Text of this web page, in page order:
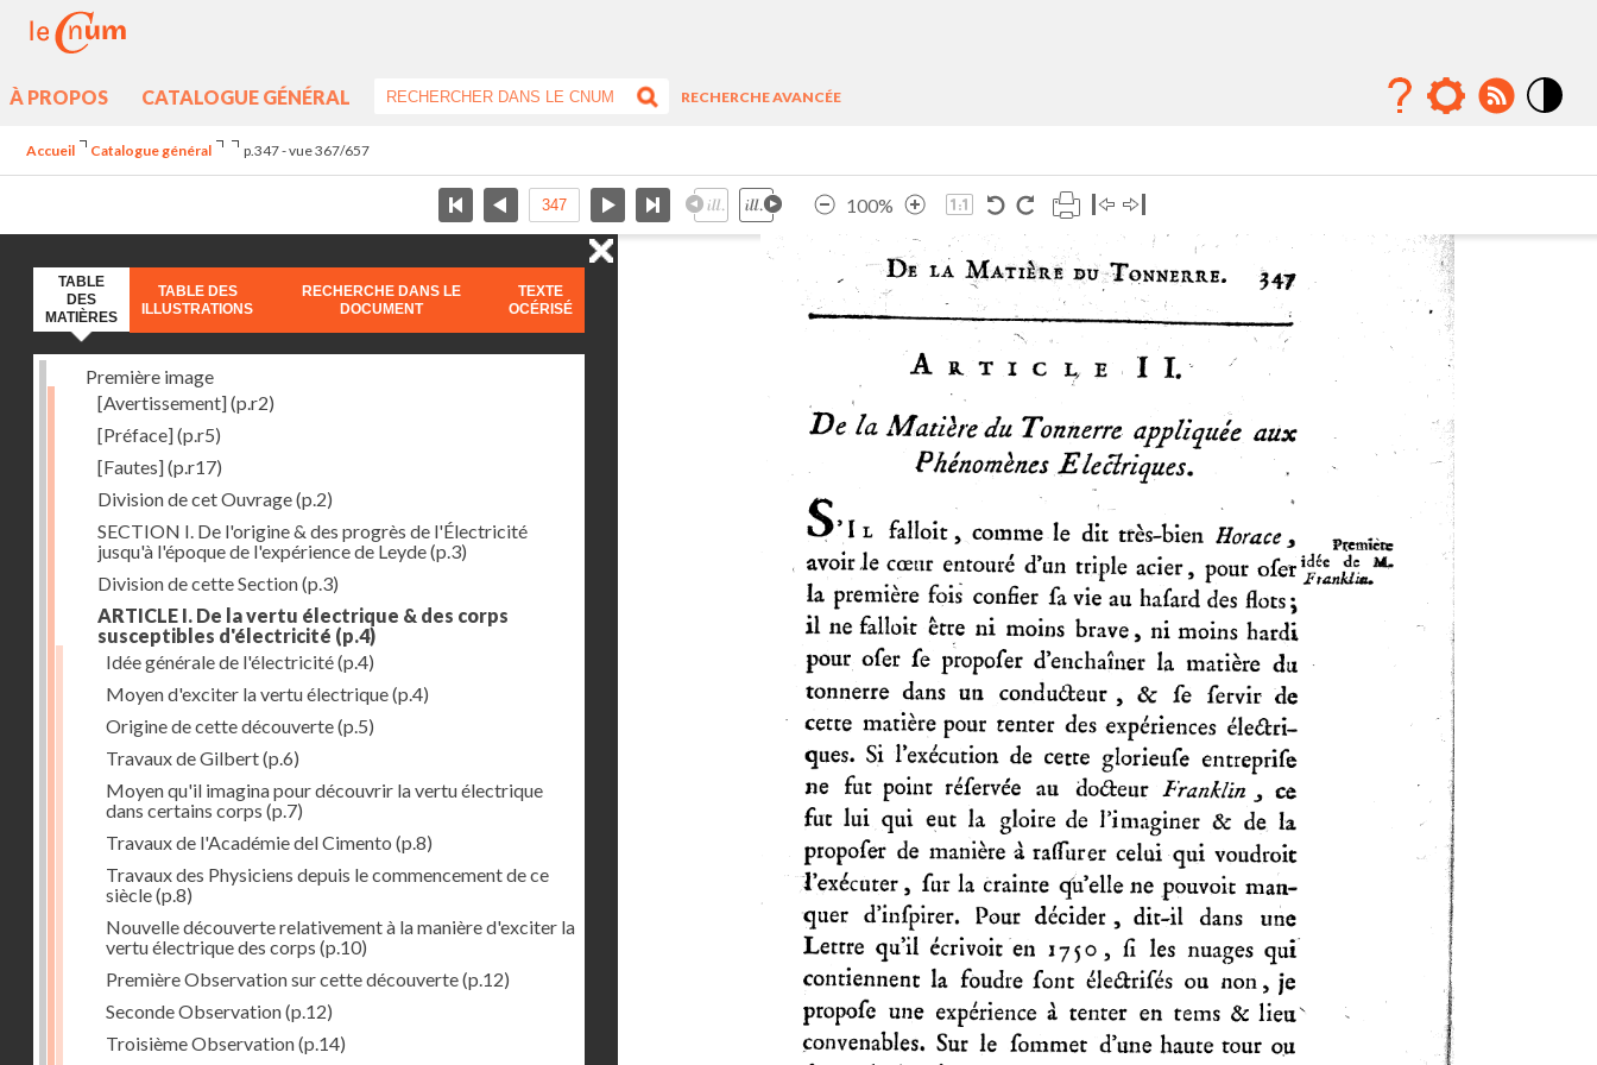
À PROPOS CATALOGUE GÉNÉRAL
RECHERCHE AVANCÉE
Accueil Catalogue général p.347 - vue 367/657
100%
TABLE
DES
MATIÈRES
TABLE DES
ILLUSTRATIONS
RECHERCHE DANS LE
DOCUMENT
TEXTE
OCÉRISÉ
Première image
[Avertissement](p.r2)
[Préface](p.r5)
[Fautes](p.r17)
Division de cet Ouvrage(p.2)
SECTION I. De l'origine & des progrès de l'Électricité
jusqu'à l'époque de l'expérience de Leyde(p.3)
Division de cette Section(p.3)
ARTICLE I. De la vertu électrique & des corps
susceptibles d'électricité (p.4)
Idée générale de l'électricité(p.4)
Moyen d'exciter la vertu électrique(p.4)
Origine de cette découverte(p.5)
Travaux de Gilbert(p.6)
Moyen qu'il imagina pour découvrir la vertu électrique
dans certains corps (p.7)
Travaux de l'Académie del Cimento (p.8)
Travaux des Physiciens depuis le commencement de ce
siècle(p.8)
Nouvelle découverte relativement à la manière d'exciter la
vertu électrique des corps (p.10)
Première Observation sur cette découverte(p.12)
Seconde Observation(p.12)
Troisième Observation(p.14)